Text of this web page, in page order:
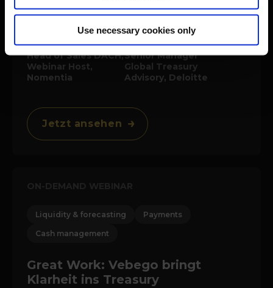
Use necessary cookies only
Head of Sales DACH,
Webinar Host,
Nomentia
Senior Manager
Global Treasury
Advisory, Deloitte
Jetzt ansehen
Liquidity & forecasting Payments
Cash management
Great Work: Vebego bringt
Klarheit ins Treasury